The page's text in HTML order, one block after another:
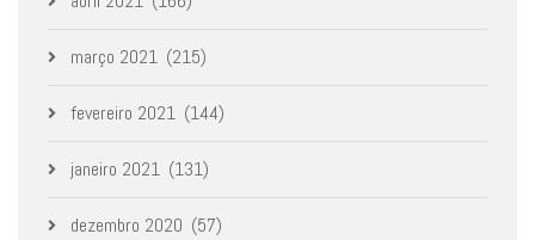
março 2021 (215)
fevereiro 2021 (144)
janeiro 2021 (131)
dezembro 2020 (57)